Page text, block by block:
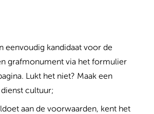
eenvoudig kandidaat voor de
grafmonument via het formulier
Lukt het niet? Maak een
cultuur;
aan de voorwaarden, kent het